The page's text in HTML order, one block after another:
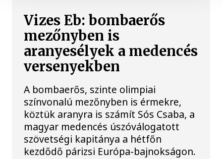
Vizes Eb: bombaerős
mezőnyben is
aranyesélyek a medencés
versenyekben
A bombaerős, szinte olimpiai
színvonalú mezőnyben is érmekre,
köztük aranyra is számít Sós Csaba, a
magyar medencés úszóválogatott
szövetségi kapitánya a hétfőn
kezdődő párizsi Európa-bajnokságon.